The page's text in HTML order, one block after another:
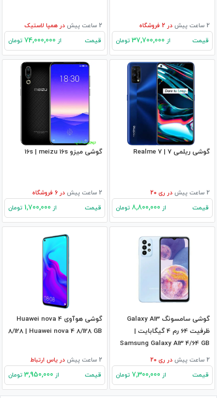
2 ساعت پیش در فروشگاه
قیمت از تومان
2 ساعت پیش در همپا لاستیک
قیمت از تومان
گوشی ریلمی 7 | Realme 7
2 ساعت پیش در ری 20
قیمت از تومان
گوشی میزو 16s | meizu 16s
2 ساعت پیش در فروشگاه
قیمت از تومان
گوشی سامسونگ Galaxy A13
ظرفیت 64 رم 4 گیگابایت |
Samsung Galaxy A13 4/64 GB
2 ساعت پیش در ری 20
قیمت از تومان
گوشی هوآوی Huawei nova 4
8/128 | Huawei nova 4 8/128 GB
2 ساعت پیش در یاس ارتباط
قیمت از تومان